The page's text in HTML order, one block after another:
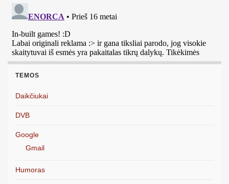
TEMOS
Daikčiukai
DVB
Google
Gmail
Humoras